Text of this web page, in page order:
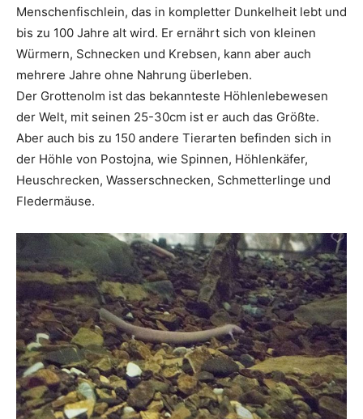
Menschenfischlein, das in kompletter Dunkelheit lebt und
bis zu 100 Jahre alt wird. Er ernährt sich von kleinen
Würmern, Schnecken und Krebsen, kann aber auch
mehrere Jahre ohne Nahrung überleben.
Der Grottenolm ist das bekannteste Höhlenlebewesen
der Welt, mit seinen 25-30cm ist er auch das Größte.
Aber auch bis zu 150 andere Tierarten befinden sich in
der Höhle von Postojna, wie Spinnen, Höhlenkäfer,
Heuschrecken, Wasserschnecken, Schmetterlinge und
Fledermäuse.